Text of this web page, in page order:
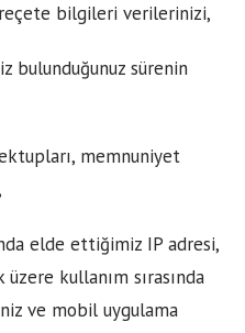
bilgileri verilerinizi,
bulunduğunuz sürenin
memnuniyet
elde ettiğimiz IP adresi,
kullanım sırasında
ve mobil uygulama